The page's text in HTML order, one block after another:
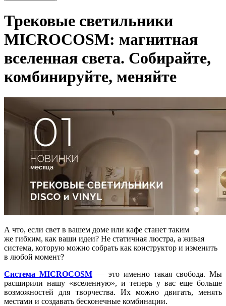
Трековые светильники
MICROCOSM: магнитная
вселенная света. Собирайте,
комбинируйте, меняйте
А что, если свет в вашем доме или кафе станет таким
же гибким, как ваши идеи? Не статичная люстра, а живая
система, которую можно собрать как конструктор и изменить
в любой момент?
Система MICROCOSM — это именно такая свобода. Мы
расширили нашу «вселенную», и теперь у вас еще больше
возможностей для творчества. Их можно двигать, менять
местами и создавать бесконечные комбинации.